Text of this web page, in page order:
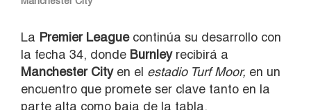
La Premier Leaguecontinúa su desarrollo con
la fecha 34, donde Burnley recibirá a
Manchester Cityen el estadio Turf Moor, en un
encuentro que promete ser clave tanto en la
parte alta como baja de la tabla.